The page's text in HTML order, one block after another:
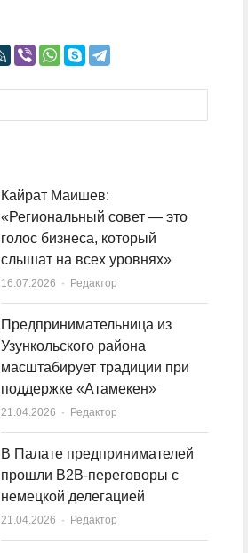
Кайрат Маишев:
«Региональный совет — это
голос бизнеса, который
слышат на всех уровнях»
16.07.2026 Author
Редактор
Предпринимательница из
Узункольского района
масштабирует традиции при
поддержке «Атамекен»
21.04.2026 Author
Редактор
В Палате предпринимателей
прошли B2B-переговоры с
немецкой делегацией
21.04.2026 Author
Редактор